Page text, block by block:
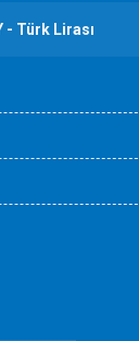
- Türk Lirası